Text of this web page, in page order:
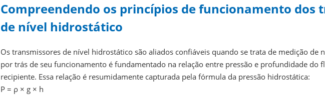
Compreendendo os princípios de funcionamento dos
de nível hidrostático
Os transmissores de nível hidrostático são aliados confiáveis quando se trata de medição de
por trás de seu funcionamento é fundamentado na relação entre pressão e profundidade do
recipiente. Essa relação é resumidamente capturada pela fórmula da pressão hidrostática:
P = ρ × g × h